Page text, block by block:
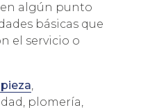
algún punto
básicas que
el servicio o
,
plomería,